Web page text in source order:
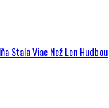
Stala Viac Než Len Hudbou